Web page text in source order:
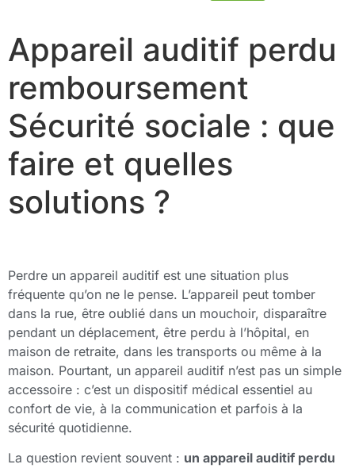
Appareil auditif perdu
remboursement
Sécurité sociale : que
faire et quelles
solutions ?
Perdre un appareil auditif est une situation plus
fréquente qu’on ne le pense. L’appareil peut tomber
dans la rue, être oublié dans un mouchoir, disparaître
pendant un déplacement, être perdu à l’hôpital, en
maison de retraite, dans les transports ou même à la
maison. Pourtant, un appareil auditif n’est pas un simple
accessoire : c’est un dispositif médical essentiel au
confort de vie, à la communication et parfois à la
sécurité quotidienne.
La question revient souvent : un appareil auditif perdu